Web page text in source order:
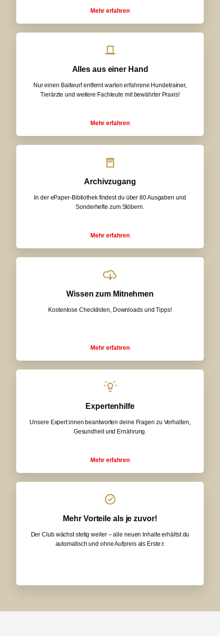
Mehr erfahren
Alles aus einer Hand
Nur einen Ballwurf entfernt warten erfahrene Hundetrainer,
Tierärzte und weitere Fachleute mit bewährter Praxis!
Mehr erfahren
Archivzugang
In der ePaper-Bibliothek findest du über 80 Ausgaben und
Sonderhefte zum Stöbern.
Mehr erfahren
Wissen zum Mitnehmen
Kostenlose Checklisten, Downloads und Tipps!
Mehr erfahren
Expertenhilfe
Unsere Expert:innen beantworten deine Fragen zu Verhalten,
Gesundheit und Ernährung.
Mehr erfahren
Mehr Vorteile als je zuvor!
Der Club wächst stetig weiter – alle neuen Inhalte erhältst du
automatisch und ohne Aufpreis als Erste:r.